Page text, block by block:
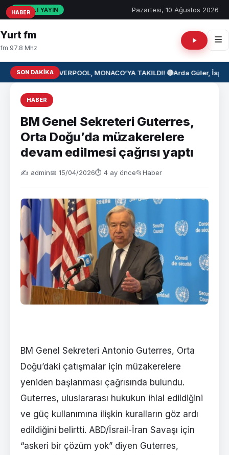
CANLI YAYIN Pazartesi, 10 Ağustos 2026
Yurt fm
fm 97.8 Mhz
SON DAKIKA⚽ LIVERPOOL, MONACO’YA TAKILDI! 🔴Arda Güler,
HABER
BM Genel Sekreteri Guterres,
Orta Doğu’da müzakerelere
devam edilmesi çağrısı yaptı
✍️ admin📅 15/04/2026⏱ 4 ay önce📂Haber
BM Genel Sekreteri Antonio Guterres, Orta
Doğu’daki çatışmalar için müzakerelere
yeniden başlanması çağrısında bulundu.
Guterres, uluslararası hukukun ihlal edildiğini
ve güç kullanımına ilişkin kuralların göz ardı
edildiğini belirtti. ABD/İsrail-İran Savaşı için
“askeri bir çözüm yok” diyen Guterres,
HABER
HABER
HABER